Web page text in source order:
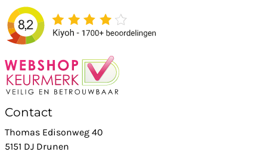
Contact
Thomas Edisonweg 40
5151 DJ Drunen